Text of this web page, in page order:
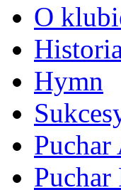
O
Hymn
Puchar